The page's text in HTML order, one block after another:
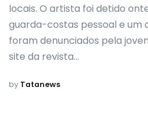
locais. O artista foi detido
guarda-costas pessoal e um
foram denunciados pela
site da revista…
by Tatanews